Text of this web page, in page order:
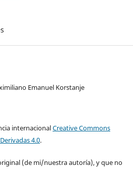
Emanuel Korstanje
internacionalCreative Commons
4.0.
(de mi/nuestra autoría), y que no